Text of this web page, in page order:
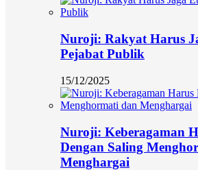
Nuroji: Rakyat Harus
Pejabat Publik
15/12/2025
Nuroji: Keberagaman
Dengan Saling
Menghargai